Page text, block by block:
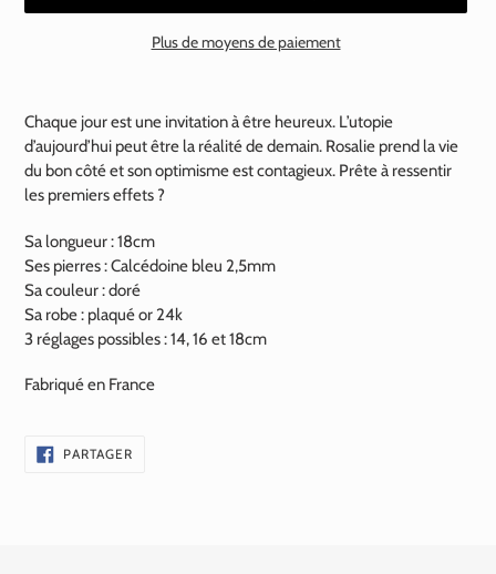
Plus de moyens de paiement
d'un
produit
votre
panier
Chaque jour est une invitation à être heureux. L’utopie
d’aujourd’hui peut être la réalité de demain. Rosalie prend la vie
du bon côté et son optimisme est contagieux. Prête à ressentir
les premiers effets ?
Sa longueur : 18cm
Ses pierres : Calcédoine bleu 2,5mm
Sa couleur : doré
Sa robe : plaqué or 24k
3 réglages possibles : 14, 16 et 18cm
Fabriqué en France
PARTAGERPARTAGER
SUR